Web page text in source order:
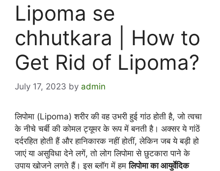
Lipoma se
chhutkara | How to
Get Rid of Lipoma?
July 17, 2023 by admin
लिपोमा (Lipoma) शरीर की वह उभरी हुई गांठ होती है, जो त्वचा
के नीचे चर्बी की कोमल ट्यूमर के रूप में बनती है। अक्सर ये गांठें
दर्दरहित होती हैं और हानिकारक नहीं होतीं, लेकिन जब ये बड़ी हो
जाएं या असुविधा देने लगें, तो लोग लिपोमा से छुटकारा पाने के
उपाय खोजने लगते हैं। इस ब्लॉग में हमलिपोमा का आयुर्वेदिक